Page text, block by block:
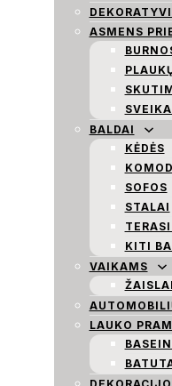
ASMENS
BALDAI
KĖDĖS
SOFOS
STALAI
KITI
VAIKAMS
ŽAISLAI
LAUKO